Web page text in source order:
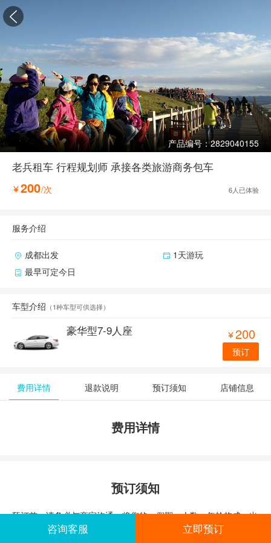

产品编号：2829040155
老兵租车 行程规划师 承接各类旅游商务包车
 200/次 6人已体验
服务介绍
成都出发
1天游玩
最早可定今日
车型介绍 （1种车型可供选择）
豪华型7-9人座  200
预订
费用详情 退款说明 预订须知 店铺信息
费用详情
预订须知
预订前，请务必与商家沟通，将您的，假期，人数，年龄构成，出
发时间，结束时间及想去的目的地等告知旅途无忧，旅途无忧就可
咨询客服 立即预订